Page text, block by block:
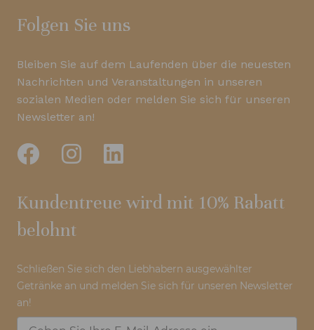
Folgen Sie uns
Bleiben Sie auf dem Laufenden über die neuesten
Nachrichten und Veranstaltungen in unseren
sozialen Medien oder melden Sie sich für unseren
Newsletter an!
Kundentreue wird mit 10% Rabatt
belohnt
Schließen Sie sich den Liebhabern ausgewählter
Getränke an und melden Sie sich für unseren Newsletter
an!